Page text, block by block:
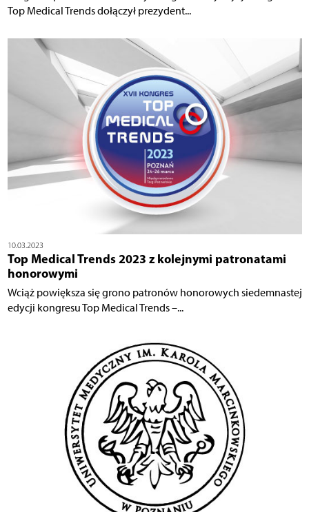
Top Medical Trends dołączył prezydent...
10.03.2023
Top Medical Trends 2023 z kolejnymi patronatami
honorowymi
Wciąż powiększa się grono patronów honorowych siedemnastej
edycji kongresu Top Medical Trends –...